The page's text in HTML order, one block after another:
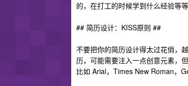
的，在打工的时候学到什么经验等
## 简历设计：KISS原则 ##
不要把你的简历设计得太过花俏，
历，可能需要注入一点创意元素，
比如 Arial，Times New Roman，